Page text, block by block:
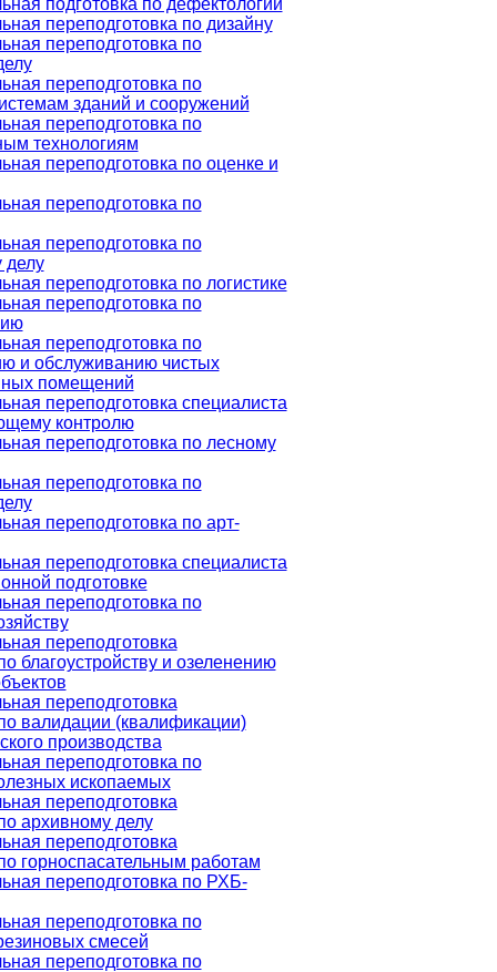
переподготовка по дизайну
переподготовка по
переподготовка по
зданий и сооружений
переподготовка по
технологиям
переподготовка по оценке и
переподготовка по
переподготовка по
делу
переподготовка по логистике
переподготовка по
переподготовка по
и обслуживанию чистых
помещений
переподготовка специалиста
контролю
переподготовка по лесному
переподготовка по
переподготовка по арт-
переподготовка специалиста
подготовке
переподготовка по
переподготовка
благоустройству и озеленению
переподготовка
валидации (квалификации)
производства
переподготовка по
ископаемых
переподготовка
архивному делу
переподготовка
горноспасательным работам
переподготовка по РХБ-
переподготовка по
смесей
переподготовка по